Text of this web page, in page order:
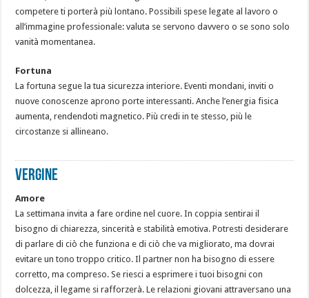
competere ti porterà più lontano. Possibili spese legate al lavoro o
all’immagine professionale: valuta se servono davvero o se sono solo
vanità momentanea.
Fortuna
La fortuna segue la tua sicurezza interiore. Eventi mondani, inviti o
nuove conoscenze aprono porte interessanti. Anche l’energia fisica
aumenta, rendendoti magnetico. Più credi in te stesso, più le
circostanze si allineano.
VERGINE
Amore
La settimana invita a fare ordine nel cuore. In coppia sentirai il
bisogno di chiarezza, sincerità e stabilità emotiva. Potresti desiderare
di parlare di ciò che funziona e di ciò che va migliorato, ma dovrai
evitare un tono troppo critico. Il partner non ha bisogno di essere
corretto, ma compreso. Se riesci a esprimere i tuoi bisogni con
dolcezza, il legame si rafforzerà. Le relazioni giovani attraversano una